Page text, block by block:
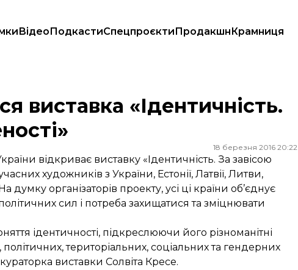
ВідеоПодкастиСпецпроєктиПродакшнКрамниця
виставка «Ідентичність.
18 березня 2016 20:22
відкриває виставку «Ідентичність. За завісою
художників з України, Естонії, Латвії, Литви,
думку організаторів проекту, усі ці країни об’єднує
сил і потреба захищатися та зміцнювати
ідентичності, підкреслюючи його різноманітні
політичних, територіальних, соціальних та гендерних
виставки Солвіта Кресе.